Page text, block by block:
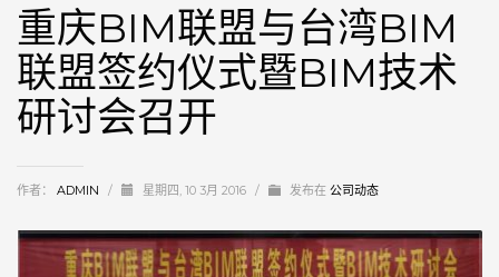
重庆BIM联盟与台湾BIM
联盟签约仪式暨BIM技术
研讨会召开
作者： ADMIN / 星期四, 10 3月 2016 / 发布在 公司动态